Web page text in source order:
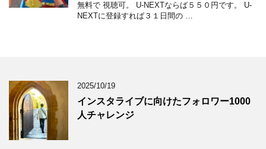
無料で 視聴可。 U-NEXTならば５５０円です。 U-
NEXTに登録すれば３１日間の …
2025/10/19
インスタライブに向けたフォロワー1000
人チャレンジ